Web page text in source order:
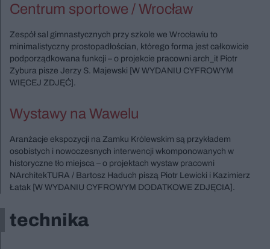
Centrum sportowe / Wrocław
Zespół sal gimnastycznych przy szkole we Wrocławiu to
minimalistyczny prostopadłościan, którego forma jest całkowicie
podporządkowana funkcji – o projekcie pracowni arch_it Piotr
Zybura pisze Jerzy S. Majewski [W WYDANIU CYFROWYM
WIĘCEJ ZDJĘĆ].
Wystawy na Wawelu
Aranżacje ekspozycji na Zamku Królewskim są przykładem
osobistych i nowoczesnych interwencji wkomponowanych w
historyczne tło miejsca – o projektach wystaw pracowni
NArchitekTURA / Bartosz Haduch piszą Piotr Lewicki i Kazimierz
Łatak [W WYDANIU CYFROWYM DODATKOWE ZDJĘCIA].
technika